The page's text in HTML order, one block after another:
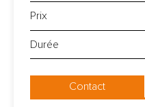
Prix
Durée
Contact